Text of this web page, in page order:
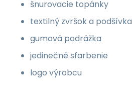
šnurovacie topánky
textilný zvršok a podšívka
gumová podrážka
jedinečné sfarbenie
logo výrobcu